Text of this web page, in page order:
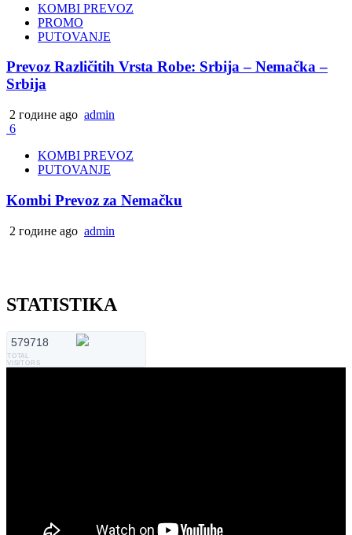
KOMBI PREVOZ
PROMO
PUTOVANJE
Prevoz Različitih Vrsta Robe: Srbija – Nemačka –
Srbija
2 године ago admin
6
KOMBI PREVOZ
PUTOVANJE
Kombi Prevoz za Nemačku
2 године ago admin
STATISTIKA
579718
TOTAL
VISITORS